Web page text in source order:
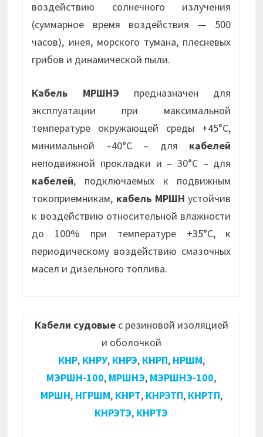
воздействию солнечного излучения
(суммарное время воздействия — 500
часов), инея, морского тумана, плесневых
грибов и динамической пыли.
Кабель МРШНЭ предназначен для
эксплуатации при максимальной
температуре окружающей среды +45°С,
минимальной –40°С – для кабелей
неподвижной прокладки и – 30°С – для
кабелей, подключаемых к подвижным
токоприемникам, кабель МРШН устойчив
к воздействию относительной влажности
до 100% при температуре +35°С, к
периодическому воздействию смазочных
масел и дизельного топлива.
Кабели судовыес резиновой изоляцией
и оболочкой
КНР, КНРУ, КНРЭ, КНРП, НРШМ,
МЭРШН-100, МРШНЭ, МЭРШНЭ-100,
МРШН, НГРШМ, КНРТ, КНРЭТП, КНРТП,
КНРЭТЭ, КНРТЭ